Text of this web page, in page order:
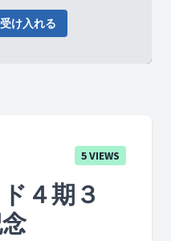
け入れる
5 VIEWS
４期３